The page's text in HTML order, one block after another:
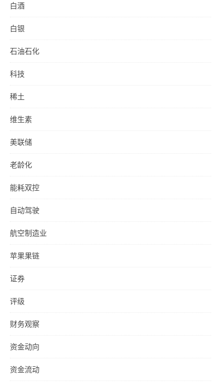
白酒
白银
石油石化
科技
稀土
维生素
美联储
老龄化
能耗双控
自动驾驶
航空制造业
苹果果链
证券
评级
财务观察
资金动向
资金流动